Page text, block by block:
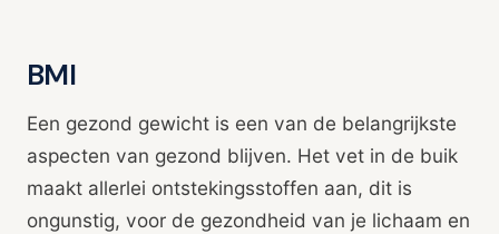
BMI
Een gezond gewicht is een van de belangrijkste
aspecten van gezond blijven. Het vet in de buik
maakt allerlei ontstekingsstoffen aan, dit is
ongunstig, voor de gezondheid van je lichaam en